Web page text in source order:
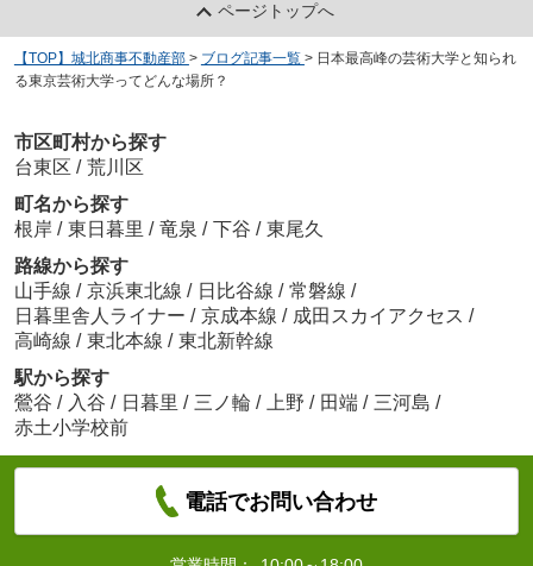
ページトップへ
【TOP】城北商事不動産部 > ブログ記事一覧 > 日本最高峰の芸術大学と知られ
る東京芸術大学ってどんな場所？
市区町村から探す
台東区 / 荒川区
町名から探す
根岸 / 東日暮里 / 竜泉 / 下谷 / 東尾久
路線から探す
山手線 / 京浜東北線 / 日比谷線 / 常磐線 /
日暮里舎人ライナー / 京成本線 / 成田スカイアクセス /
高崎線 / 東北本線 / 東北新幹線
駅から探す
鶯谷 / 入谷 / 日暮里 / 三ノ輪 / 上野 / 田端 / 三河島 /
赤土小学校前
電話でお問い合わせ